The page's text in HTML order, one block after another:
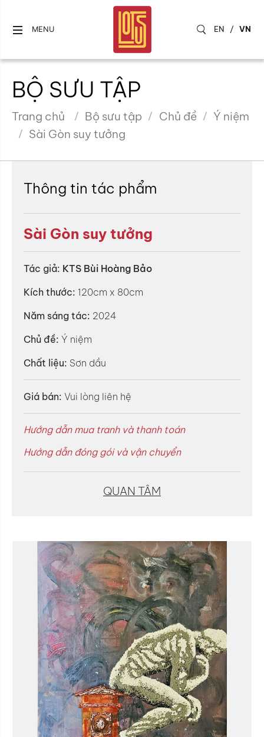
MENU EN / VN
BỘ SƯU TẬP
Trang chủ Bộ sưu tập Chủ đề
Ý niệm
Sài Gòn suy tưởng
Thông tin tác phẩm
Sài Gòn suy tưởng
Tác giả: KTS Bùi Hoàng Bảo
Kích thước: 120cm x 80cm
Năm sáng tác: 2024
Chủ đề: Ý niệm
Chất liệu: Sơn dầu
Giá bán: Vui lòng liên hệ
Hướng dẫn mua tranh và thanh toán
Hướng dẫn đóng gói và vận chuyển
QUAN TÂM